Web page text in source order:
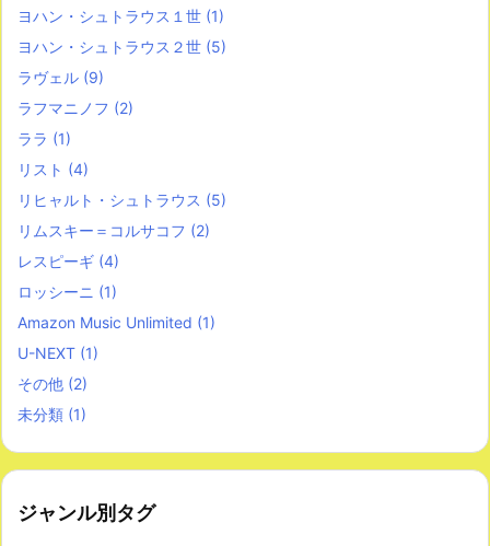
ヨハン・シュトラウス１世 (1)
ヨハン・シュトラウス２世 (5)
ラヴェル (9)
ラフマニノフ (2)
ララ (1)
リスト (4)
リヒャルト・シュトラウス (5)
リムスキー＝コルサコフ (2)
レスピーギ (4)
ロッシーニ (1)
Amazon Music Unlimited (1)
U-NEXT (1)
その他 (2)
未分類 (1)
ジャンル別タグ